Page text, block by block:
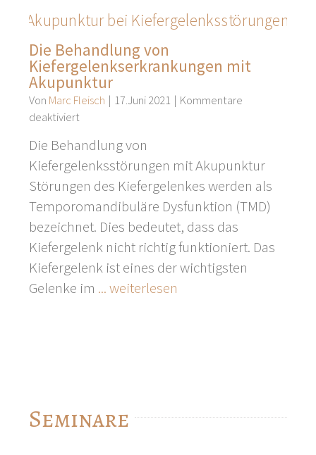
Die Behandlung von
Kiefergelenkserkrankungen mit
Akupunktur
Von Marc Fleisch | 17.Juni 2021 | Kommentare
deaktiviert
Behandlung
von
Kiefergelenkserkrankungen
mit
Die Behandlung von
Kiefergelenksstörungen mit Akupunktur
Störungen des Kiefergelenkes werden als
Temporomandibuläre Dysfunktion (TMD)
bezeichnet. Dies bedeutet, dass das
Kiefergelenk nicht richtig funktioniert. Das
Kiefergelenk ist eines der wichtigsten
Gelenke im ... weiterlesen
Seminare